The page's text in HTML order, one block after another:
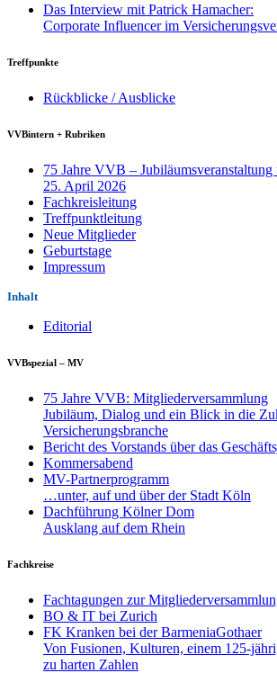
Das Interview mit Patrick Hamacher:
Corporate Influencer im
Treffpunkte
Rückblicke / Ausblicke
VVBintern + Rubriken
75 Jahre VVB –
25. April 2026
Fachkreisleitung
Treffpunktleitung
Neue Mitglieder
Geburtstage
Impressum
Inhalt
Editorial
VVBspezial – MV
75 Jahre VVB: Mitgliederversammlung
Jubiläum, Dialog und ein Blick in die
Versicherungsbranche
Bericht des Vorstands über das
Kommersabend
MV-Partnerprogramm
…unter, auf und über der Stadt Köln
Dachführung Kölner Dom
Ausklang auf dem Rhein
Fachkreise
Fachtagungen zur
BO & IT bei Zurich
FK Kranken bei der BarmeniaGothaer
Von Fusionen, Kulturen, einem 125-
zu harten Zahlen